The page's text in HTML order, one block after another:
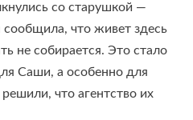
со старушкой —
сообщила, что живет здесь
не собирается. Это стало
Саши, а особенно для
что агентство их